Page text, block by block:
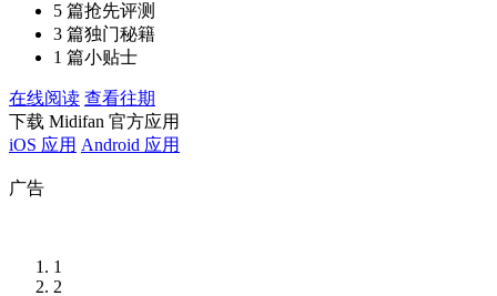
5 篇抢先评测
3 篇独门秘籍
1 篇小贴士
在线阅读 查看往期
下载 Midifan 官方应用
iOS 应用 Android 应用
广告
1
2